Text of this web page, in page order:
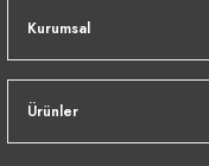
Kurumsal
Ürünler